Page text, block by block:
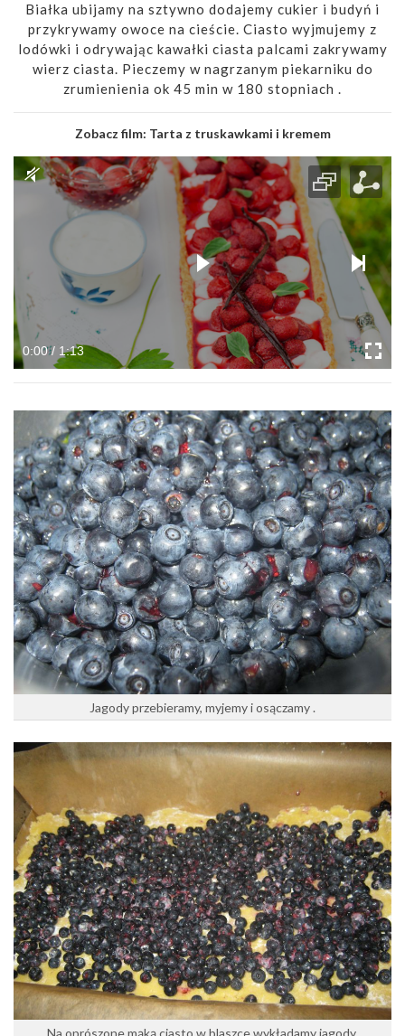
Białka ubijamy na sztywno dodajemy cukier i budyń i
przykrywamy owoce na cieście. Ciasto wyjmujemy z
lodówki i odrywając kawałki ciasta palcami zakrywamy
wierz ciasta. Pieczemy w nagrzanym piekarniku do
zrumienienia ok 45 min w 180 stopniach .
Zobacz film: Tarta z truskawkami i kremem
0:00 / 1:13
Jagody przebieramy, myjemy i osączamy .
Na oprószone mąką ciasto w blaszce wykładamy jagody.